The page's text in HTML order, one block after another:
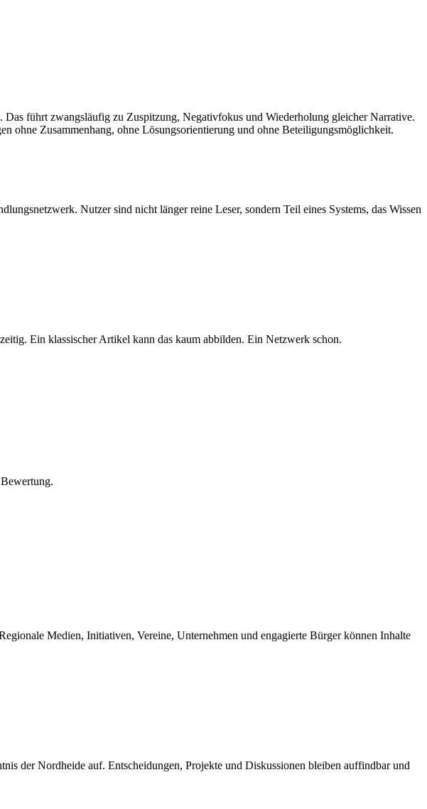
führt zwangsläufig zu Zuspitzung, Negativfokus und Wiederholung gleicher Narrative.
ohne Zusammenhang, ohne Lösungsorientierung und ohne Beteiligungsmöglichkeit.
Nutzer sind nicht länger reine Leser, sondern Teil eines Systems, das Wissen
Ein klassischer Artikel kann das kaum abbilden. Ein Netzwerk schon.
Medien, Initiativen, Vereine, Unternehmen und engagierte Bürger können Inhalte
der Nordheide auf. Entscheidungen, Projekte und Diskussionen bleiben auffindbar und